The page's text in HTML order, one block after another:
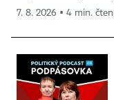
7. 8. 2026 ▪ 4 min.